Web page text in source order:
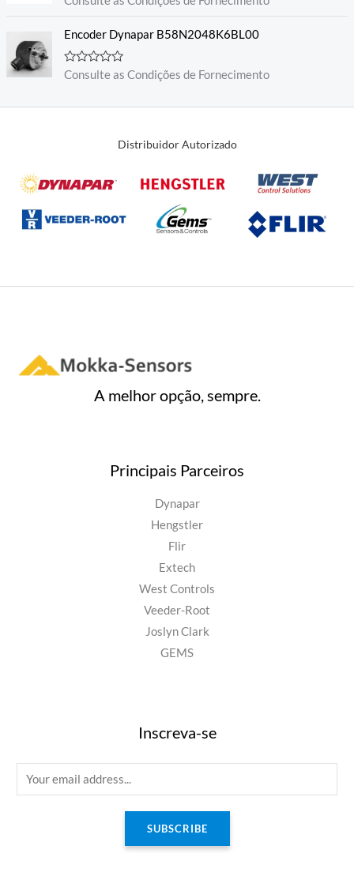
ã
d
5
l
a
ç
ã
d
Encoder Dynapar B58N2048K6BL00
A
l
d
Consulte as Condições de Fornecimento
Distribuidor Autorizado
A melhor opção, sempre.
Principais Parceiros
Dynapar
Hengstler
Flir
Extech
West Controls
Veeder-Root
Joslyn Clark
GEMS
Inscreva-se
m
SUBSCRIBE